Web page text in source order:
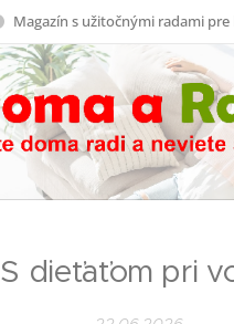
Magazín s užitočnými radami pre
S dieťaťom pri